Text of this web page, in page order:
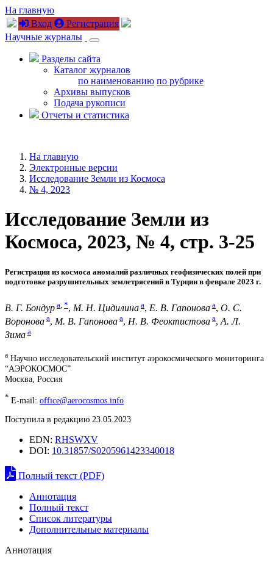
На главную
Вход
Регистрация
Научные журналы
Разделы сайта
Каталог журналов
по наименованию по рубрике
Архивы выпусков
Подача рукописи
Отчеты и статистика
На главную
Электронные версии
Исследование Земли из Космоса
№ 4, 2023
Исследование Земли из
Космоса, 2023, № 4, стр. 3-25
Регистрация из космоса аномалий различных геофизических полей при
подготовке разрушительных землетрясений в Турции в феврале 2023 г.
В. Г. Бондур a *, М. Н. Цидилина a, Е. В. Гапонова a, О. С.
Воронова a, М. В. Гапонова a, Н. В. Феоктистова a,А. Л.
Зима a
a Научно исследовательский институт аэрокосмического мониторинга
“АЭРОКОСМОС”
Москва, Россия
* E-mail: office@aerocosmos.info
Поступила в редакцию 23.05.2023
EDN: RHSWXV
DOI: 10.31857/S0205961423340018
Полный текст (PDF)
Аннотация
Полный текст
Список литературы
Дополнительные материалы
Аннотация